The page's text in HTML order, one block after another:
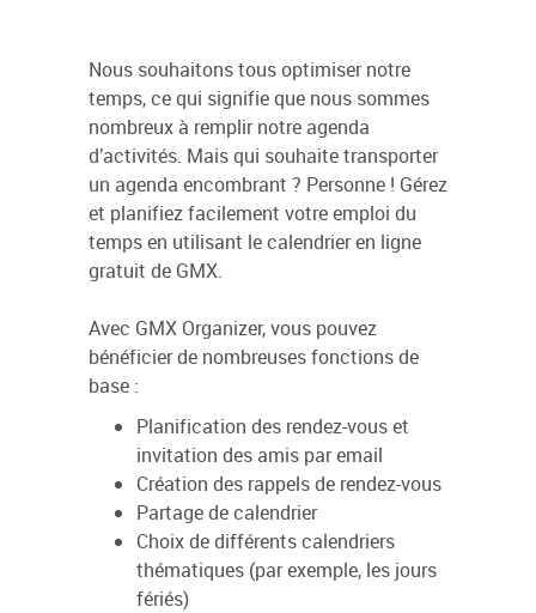
Nous souhaitons tous optimiser notre
temps, ce qui signifie que nous sommes
nombreux à remplir notre agenda
d’activités. Mais qui souhaite transporter
un agenda encombrant ? Personne ! Gérez
et planifiez facilement votre emploi du
temps en utilisant le calendrier en ligne
gratuit de GMX.
Avec GMX Organizer, vous pouvez
bénéficier de nombreuses fonctions de
base :
Planification des rendez-vous et
invitation des amis par email
Création des rappels de rendez-vous
Partage de calendrier
Choix de différents calendriers
thématiques (par exemple, les jours
fériés)